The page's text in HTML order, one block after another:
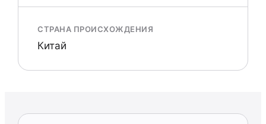
СТРАНА ПРОИСХОЖДЕНИЯ
Китай